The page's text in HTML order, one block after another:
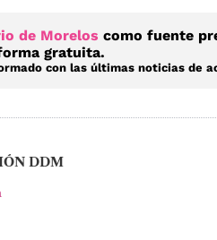
de Morelos como fuente
gratuita.
con las últimas noticias de
DDM